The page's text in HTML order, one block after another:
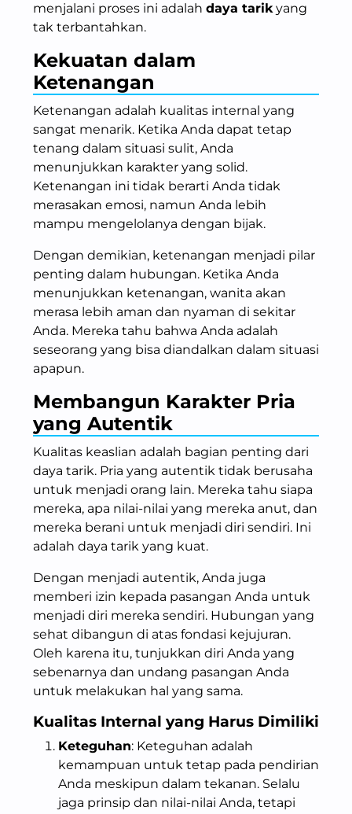
menjalani proses ini adalah daya tarikyang
tak terbantahkan.
Kekuatan dalam
Ketenangan
Ketenangan adalah kualitas internal yang
sangat menarik. Ketika Anda dapat tetap
tenang dalam situasi sulit, Anda
menunjukkan karakter yang solid.
Ketenangan ini tidak berarti Anda tidak
merasakan emosi, namun Anda lebih
mampu mengelolanya dengan bijak.
Dengan demikian, ketenangan menjadi pilar
penting dalam hubungan. Ketika Anda
menunjukkan ketenangan, wanita akan
merasa lebih aman dan nyaman di sekitar
Anda. Mereka tahu bahwa Anda adalah
seseorang yang bisa diandalkan dalam situasi
apapun.
Membangun Karakter Pria
yang Autentik
Kualitas keaslian adalah bagian penting dari
daya tarik. Pria yang autentik tidak berusaha
untuk menjadi orang lain. Mereka tahu siapa
mereka, apa nilai-nilai yang mereka anut, dan
mereka berani untuk menjadi diri sendiri. Ini
adalah daya tarik yang kuat.
Dengan menjadi autentik, Anda juga
memberi izin kepada pasangan Anda untuk
menjadi diri mereka sendiri. Hubungan yang
sehat dibangun di atas fondasi kejujuran.
Oleh karena itu, tunjukkan diri Anda yang
sebenarnya dan undang pasangan Anda
untuk melakukan hal yang sama.
Kualitas Internal yang Harus Dimiliki
Keteguhan: Keteguhan adalah
kemampuan untuk tetap pada pendirian
Anda meskipun dalam tekanan. Selalu
jaga prinsip dan nilai-nilai Anda, tetapi